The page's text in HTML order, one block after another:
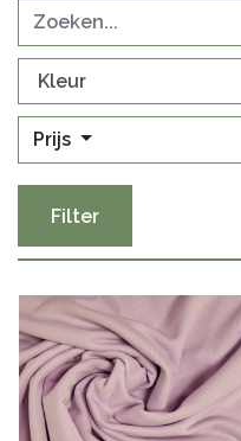
Prijs
Filter